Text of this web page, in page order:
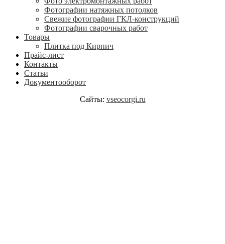
Фотографии натяжных потолков
Свежие фотографии ГКЛ-конструкций
Фотографии сварочных работ
Товары
Плитка под Кирпич
Прайс-лист
Контакты
Статьи
Документооборот
Сайты: vseocorgi.ru